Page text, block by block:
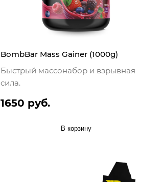
BombBar Mass Gainer (1000g)
Быстрый массонабор и взрывная
сила.
1650 руб.
В корзину